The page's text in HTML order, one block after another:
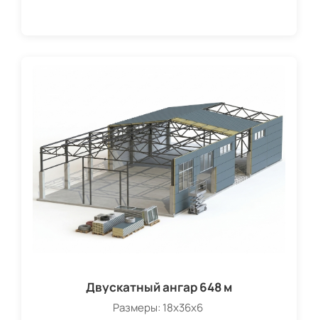
Двускатный ангар 648 м
Размеры: 18х36х6